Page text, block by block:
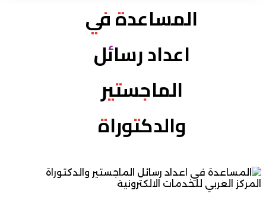
المساعدة في
اعداد رسائل
الماجستير
والدكتوراة